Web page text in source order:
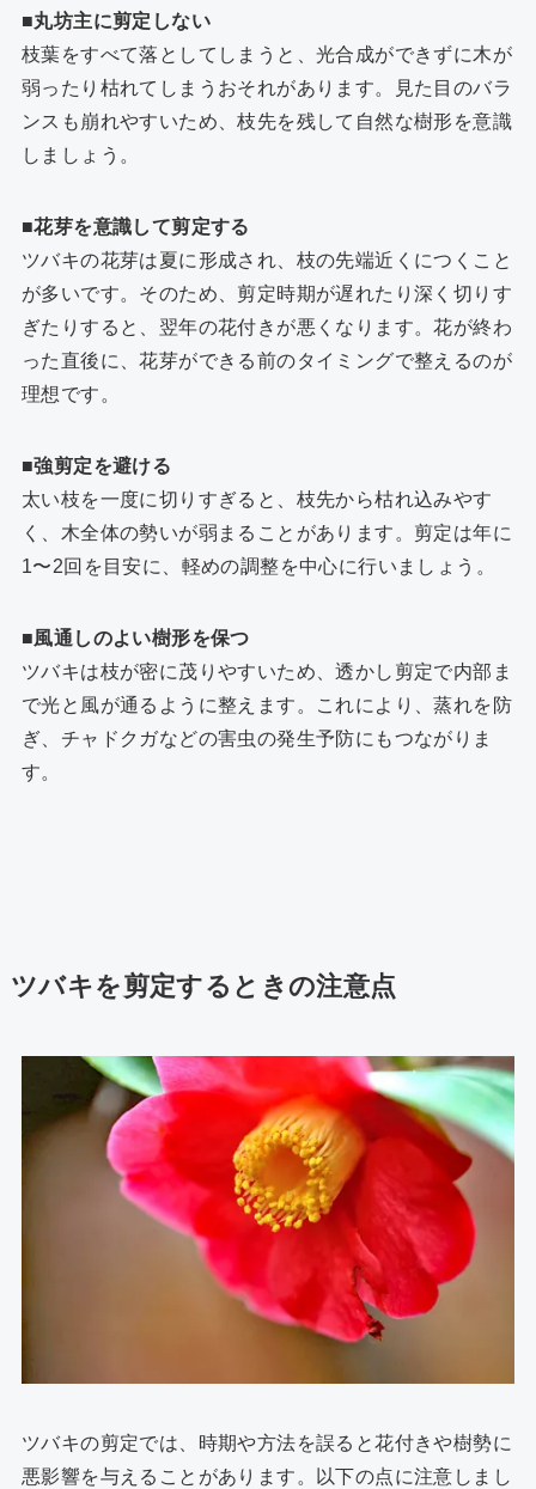
■丸坊主に剪定しない
枝葉をすべて落としてしまうと、光合成ができずに木が
弱ったり枯れてしまうおそれがあります。見た目のバラ
ンスも崩れやすいため、枝先を残して自然な樹形を意識
しましょう。
■花芽を意識して剪定する
ツバキの花芽は夏に形成され、枝の先端近くにつくこと
が多いです。そのため、剪定時期が遅れたり深く切りす
ぎたりすると、翌年の花付きが悪くなります。花が終わ
った直後に、花芽ができる前のタイミングで整えるのが
理想です。
■強剪定を避ける
太い枝を一度に切りすぎると、枝先から枯れ込みやす
く、木全体の勢いが弱まることがあります。剪定は年に
1〜2回を目安に、軽めの調整を中心に行いましょう。
■風通しのよい樹形を保つ
ツバキは枝が密に茂りやすいため、透かし剪定で内部ま
で光と風が通るように整えます。これにより、蒸れを防
ぎ、チャドクガなどの害虫の発生予防にもつながりま
す。
ツバキを剪定するときの注意点
ツバキの剪定では、時期や方法を誤ると花付きや樹勢に
悪影響を与えることがあります。以下の点に注意しまし